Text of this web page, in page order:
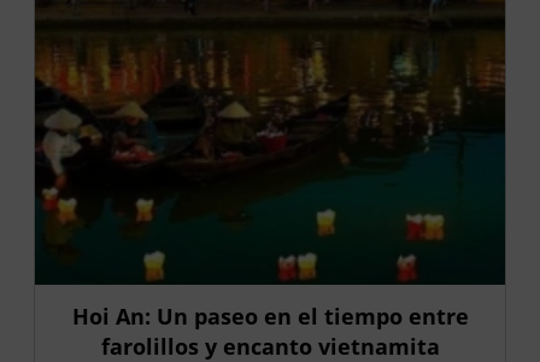
Hoi An: Un paseo en el tiempo entre
farolillos y encanto vietnamita